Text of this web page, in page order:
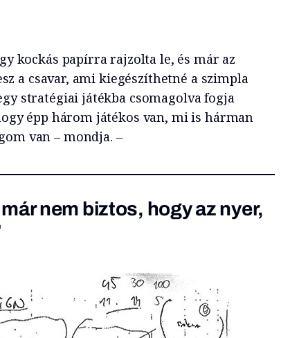
kockás papírra rajzolta le, és már az
a csavar, ami kiegészíthetné a szimpla
stratégiai játékba csomagolva fogja
épp három játékos van, mi is hárman
van – mondja. –
nem biztos, hogy az nyer,